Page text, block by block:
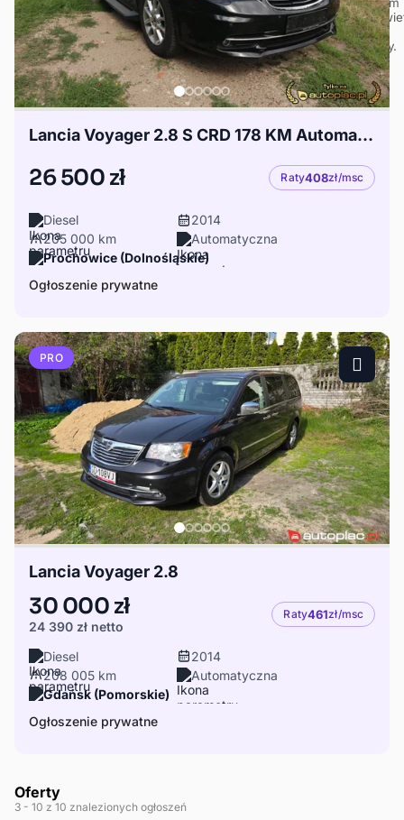
Lancia Voyager 2.8 S CRD 178 KM Automat 2014 205 tys 7 os car veryical
26 500 zł Raty408zł/msc
Diesel
2014
205 000 km
Automatyczna
Prochowice (Dolnośląskie)
Ogłoszenie prywatne
PRO
Lancia Voyager 2.8
30 000 zł
24 390 zł netto
Raty461zł/msc
Diesel
2014
208 005 km
Automatyczna
Gdańsk (Pomorskie)
Ogłoszenie prywatne
Oferty
3 - 10 z 10 znalezionych ogłoszeń